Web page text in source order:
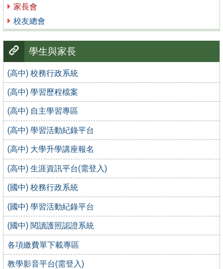
家長會
校友總會
學生與家長
(高中) 校務行政系統
(高中) 學習歷程檔案
(高中) 自主學習專區
(高中) 學習活動紀錄平台
(高中) 大學升學講座報名
(高中) 生涯資訊平台(需登入)
(國中) 校務行政系統
(國中) 學習活動紀錄平台
(國中) 閱讀護照認證系統
各項繳費單下載專區
教學影音平台(需登入)